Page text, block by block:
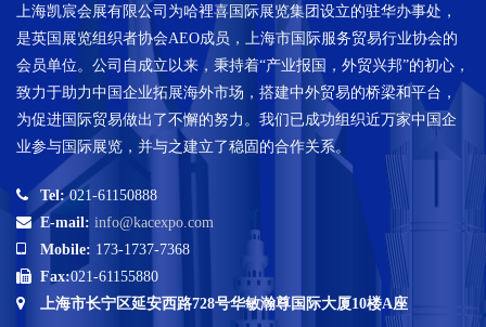
上海凯宸会展有限公司为哈裡喜国际展览集团设立的驻华办事处，
是英国展览组织者协会AEO成员，上海市国际服务贸易行业协会的
会员单位。公司自成立以来，秉持着“产业报国，外贸兴邦”的初心，
致力于助力中国企业拓展海外市场，搭建中外贸易的桥梁和平台，
为促进国际贸易做出了不懈的努力。我们已成功组织近万家中国企
业参与国际展览，并与之建立了稳固的合作关系。
Tel:021-61150888
E-mail: info@kacexpo.com
Mobile: 173-1737-7368
Fax:021-61155880
上海市长宁区延安西路728号华敏瀚尊国际大厦10楼A座